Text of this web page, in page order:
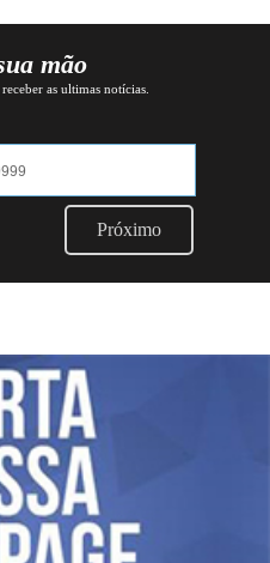
mão
as ultimas notícias.
Próximo